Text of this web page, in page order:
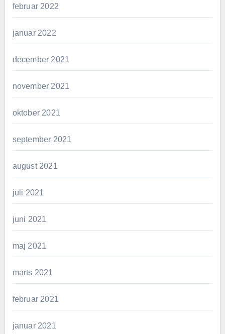
februar 2022
januar 2022
december 2021
november 2021
oktober 2021
september 2021
august 2021
juli 2021
juni 2021
maj 2021
marts 2021
februar 2021
januar 2021